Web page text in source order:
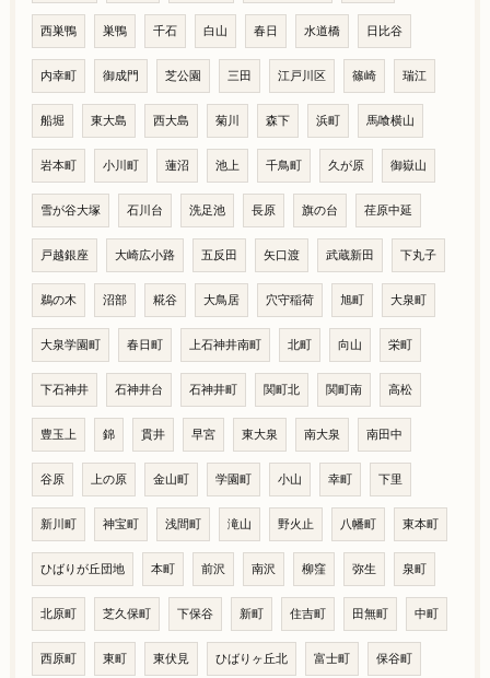
西巣鴨 巣鴨 千石 白山 春日 水道橋 日比谷
内幸町 御成門 芝公園 三田 江戸川区 篠崎 瑞江
船堀 東大島 西大島 菊川 森下 浜町 馬喰横山
岩本町 小川町 蓮沼 池上 千鳥町 久が原 御嶽山
雪が谷大塚 石川台 洗足池 長原 旗の台 荏原中延
戸越銀座 大崎広小路 五反田 矢口渡 武蔵新田 下丸子
鵜の木 沼部 糀谷 大鳥居 穴守稲荷 旭町 大泉町
大泉学園町 春日町 上石神井南町 北町 向山 栄町
下石神井 石神井台 石神井町 関町北 関町南 高松
豊玉上 錦 貫井 早宮 東大泉 南大泉 南田中
谷原 上の原 金山町 学園町 小山 幸町 下里
新川町 神宝町 浅間町 滝山 野火止 八幡町 東本町
ひばりが丘団地 本町 前沢 南沢 柳窪 弥生 泉町
北原町 芝久保町 下保谷 新町 住吉町 田無町 中町
西原町 東町 東伏見 ひばりヶ丘北 富士町 保谷町